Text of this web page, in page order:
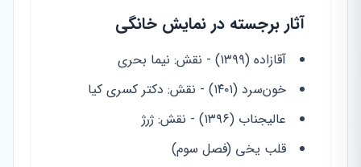
آثار برجسته در نمایش خانگی
آقازاده (۱۳۹۹) - نقش: نیما بحری
خون‌سرد (۱۴۰۱) - نقش: دکتر کسری کیا
عالیجناب (۱۳۹۶) - نقش: ژرژ
قلب یخی (فصل سوم)